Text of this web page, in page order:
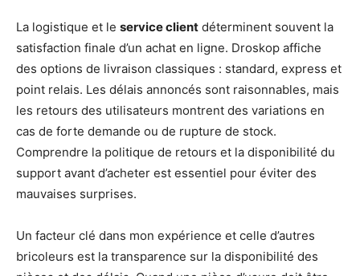
La logistique et le service client déterminent souvent la
satisfaction finale d’un achat en ligne. Droskop affiche
des options de livraison classiques : standard, express et
point relais. Les délais annoncés sont raisonnables, mais
les retours des utilisateurs montrent des variations en
cas de forte demande ou de rupture de stock.
Comprendre la politique de retours et la disponibilité du
support avant d’acheter est essentiel pour éviter des
mauvaises surprises.
Un facteur clé dans mon expérience et celle d’autres
bricoleurs est la transparence sur la disponibilité des